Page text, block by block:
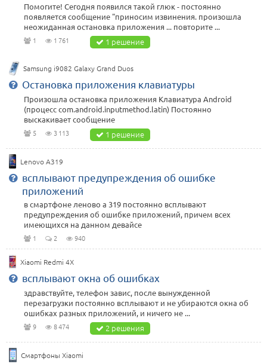
Помогите! Сегодня появился такой глюк - постоянно
появляется сообщение "приносим извинения. произошла
неожиданная остановка приложения ... повторите ...
1 1 761 1 решение
Samsung i9082 Galaxy Grand Duos
Остановка приложения клавиатуры
Произошла остановка приложения Клавиатура Android
(процесс com.android.inputmethod.latin) Постоянно
выскакивает сообщение
5 3 113 1 решение
Lenovo А319
всплывают предупреждения об ошибке
приложений
в смартфоне леново а 319 постоянно всплывают
предупреждения об ошибке приложений, причем всех
имеющихся на данном девайсе
1 2 940
Xiaomi Redmi 4X
всплывают окна об ошибках
здравствуйте, телефон завис, после вынужденной
перезагрузки постоянно всплывают и не убираются окна об
ошибках разных приложений, и ничего не ...
9 8 474 2 решения
Смартфоны Xiaomi